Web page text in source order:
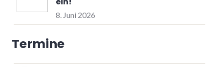
8. Juni 2026
Termine